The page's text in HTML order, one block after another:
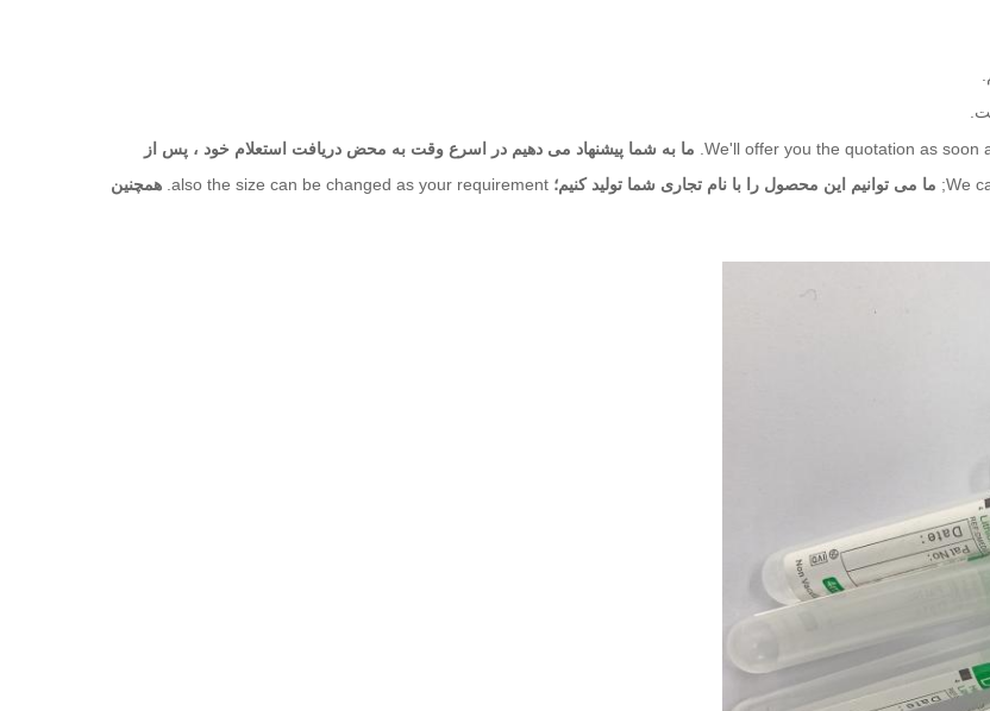
We'll offer you the quotation as soon ما به شما پیشنهاد می دهیم در اسرع وقت به محض دریافت استعلام خود ، پس از
We ما می توانیم این محصول را با نام تجاری شما تولید کنیم؛ also the size can be changed as your requirement. همچنین